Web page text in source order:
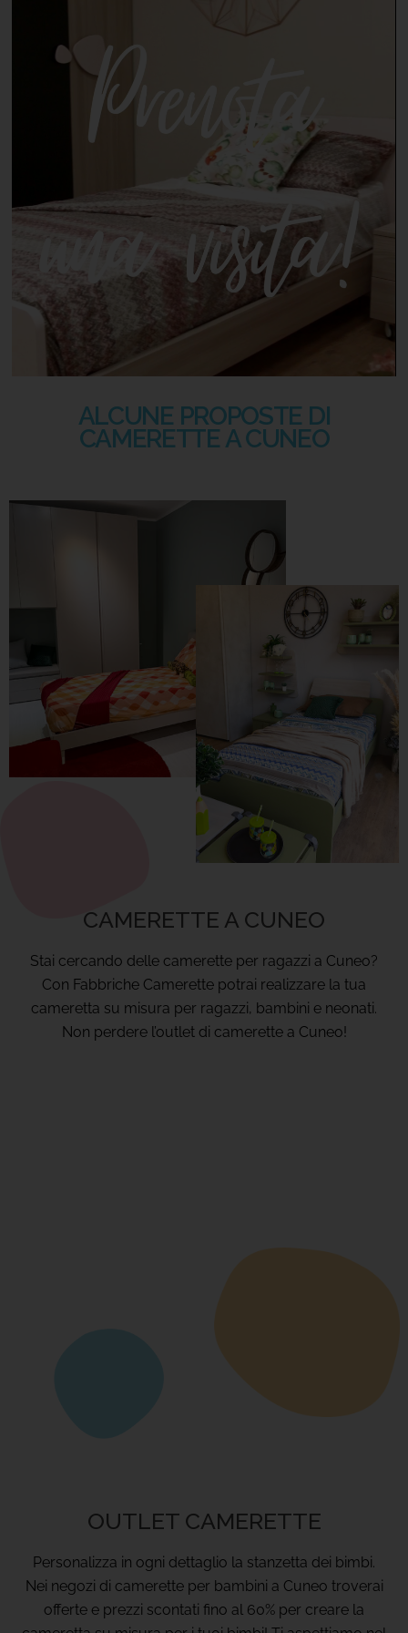
ALCUNE PROPOSTE DI
CAMERETTE A CUNEO
CAMERETTE A CUNEO
Stai cercando delle camerette per ragazzi a Cuneo?
Con Fabbriche Camerette potrai realizzare la tua
cameretta su misura per ragazzi, bambini e neonati.
Non perdere l’outlet di camerette a Cuneo!
OUTLET CAMERETTE
Personalizza in ogni dettaglio la stanzetta dei bimbi.
Nei negozi di camerette per bambini a Cuneo troverai
offerte e prezzi scontati fino al 60% per creare la